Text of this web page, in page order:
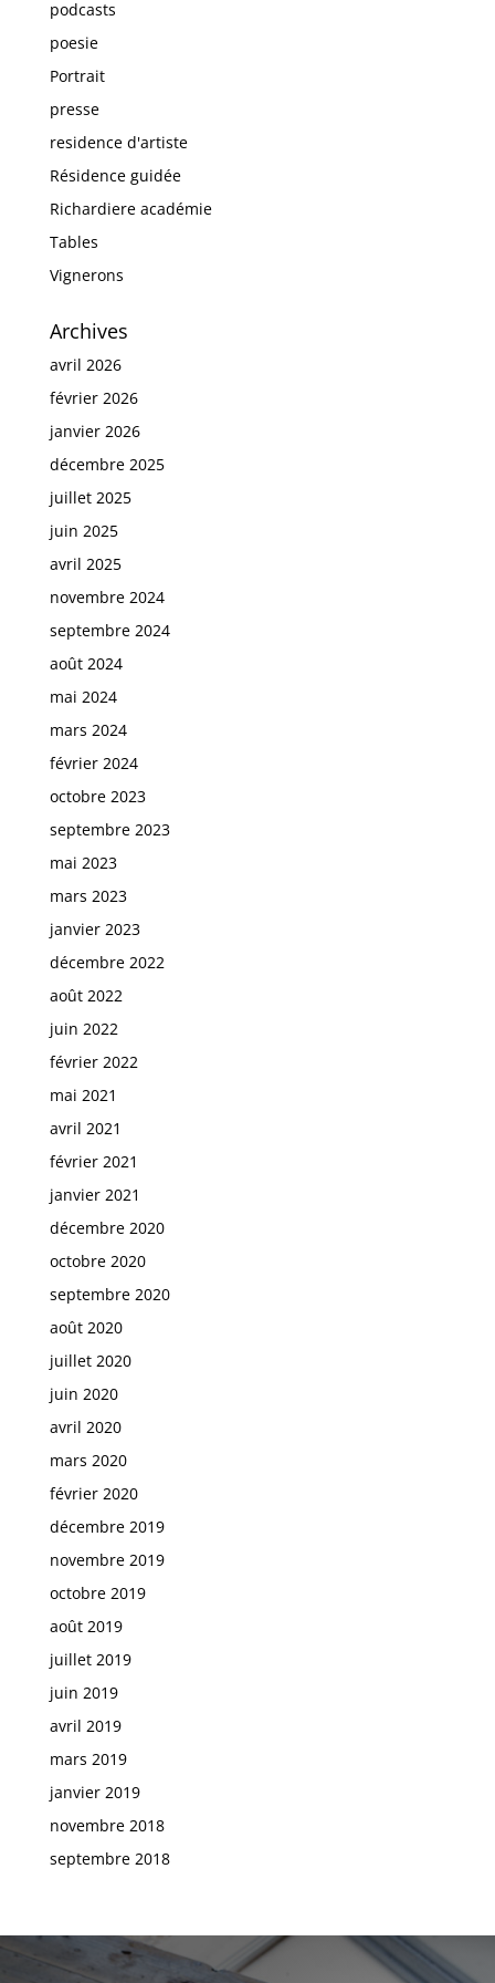
podcasts
poesie
Portrait
presse
residence d'artiste
Résidence guidée
Richardiere académie
Tables
Vignerons
Archives
avril 2026
février 2026
janvier 2026
décembre 2025
juillet 2025
juin 2025
avril 2025
novembre 2024
septembre 2024
août 2024
mai 2024
mars 2024
février 2024
octobre 2023
septembre 2023
mai 2023
mars 2023
janvier 2023
décembre 2022
août 2022
juin 2022
février 2022
mai 2021
avril 2021
février 2021
janvier 2021
décembre 2020
octobre 2020
septembre 2020
août 2020
juillet 2020
juin 2020
avril 2020
mars 2020
février 2020
décembre 2019
novembre 2019
octobre 2019
août 2019
juillet 2019
juin 2019
avril 2019
mars 2019
janvier 2019
novembre 2018
septembre 2018